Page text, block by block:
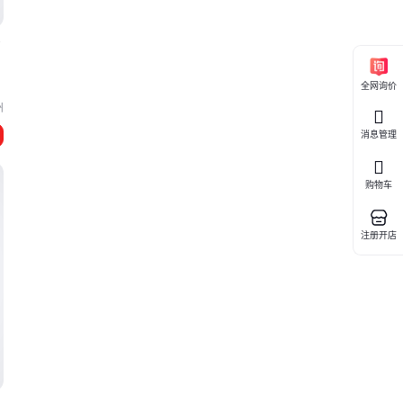
全网询价
消息管理
购物车
注册开店